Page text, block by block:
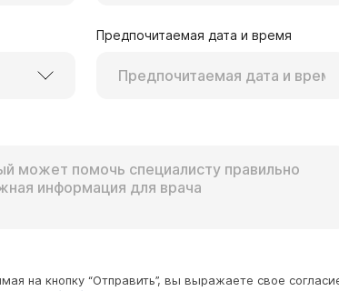
Предпочитаемая дата и время
на кнопку “Отправить”, вы выражаете свое